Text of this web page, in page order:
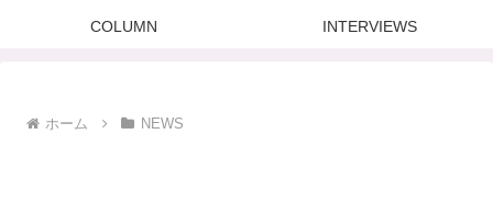
COLUMN INTERVIEWS
ホーム NEWS